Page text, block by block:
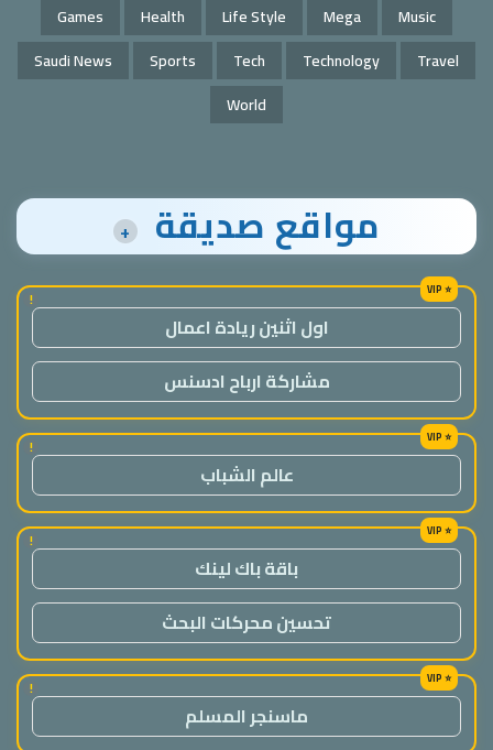
Games
Health Life Style Mega
Music
Saudi News
Sports Tech Technology
Travel
World
مواقع صديقة +
!
اول اثنين ريادة اعمال
مشاركة ارباح ادسنس
!
عالم الشباب
!
باقة باك لينك
تحسين محركات البحث
!
ماسنجر المسلم